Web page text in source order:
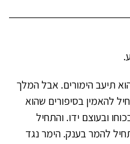
הוא תיעב הימורים. אבל המלך
אחרי בחירות 2015 התחיל להאמין בסיפורים שהוא
ובעוצם ידו. והתחיל
להמר בענק. הימר נגד